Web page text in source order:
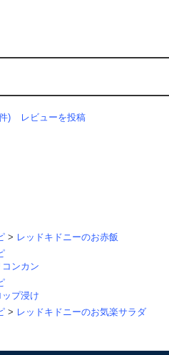
) レビューを投稿
> レッドキドニーのお赤飯
ンカン
プ浸け
> レッドキドニーのお気楽サラダ